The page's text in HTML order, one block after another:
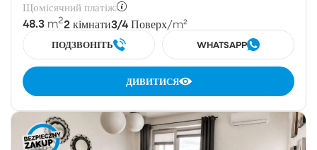
Щомісячний платіж:
48.3 m22 кімнати3/4 Поверх/m²
ПОДЗВОНІТЬ WHATSAPP
ДИВИТИСЯ